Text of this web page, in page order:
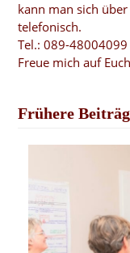
kann man sich
telefonisch.
Tel.: 089-48004099
Freue mich auf
Frühere